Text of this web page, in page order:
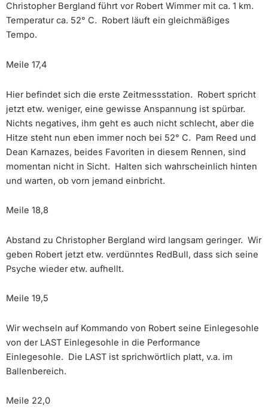
Christopher Bergland führt vor Robert Wimmer mit ca. 1 km.
Temperatur ca. 52° C. Robert läuft ein gleichmäßiges
Tempo.
Meile 17,4
Hier befindet sich die erste Zeitmessstation. Robert spricht
jetzt etw. weniger, eine gewisse Anspannung ist spürbar.
Nichts negatives, ihm geht es auch nicht schlecht, aber die
Hitze steht nun eben immer noch bei 52° C. Pam Reed und
Dean Karnazes, beides Favoriten in diesem Rennen, sind
momentan nicht in Sicht. Halten sich wahrscheinlich hinten
und warten, ob vorn jemand einbricht.
Meile 18,8
Abstand zu Christopher Bergland wird langsam geringer. Wir
geben Robert jetzt etw. verdünntes RedBull, dass sich seine
Psyche wieder etw. aufhellt.
Meile 19,5
Wir wechseln auf Kommando von Robert seine Einlegesohle
von der LAST Einlegesohle in die Performance
Einlegesohle. Die LAST ist sprichwörtlich platt, v.a. im
Ballenbereich.
Meile 22,0